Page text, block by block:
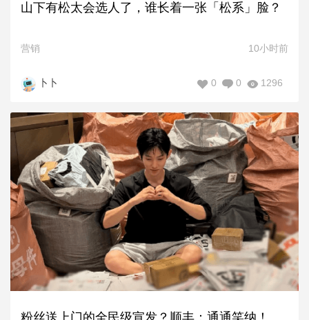
山下有松太会选人了，谁长着一张「松系」脸？
营销 10小时前
卜卜 1296
0
0
粉丝送上门的全民级宣发？顺丰：通通笑纳！